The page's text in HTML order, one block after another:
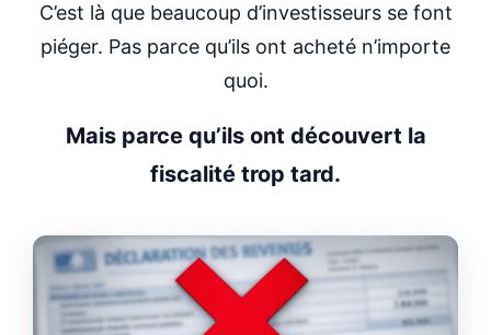
C’est là que beaucoup d’investisseurs se font
piéger. Pas parce qu’ils ont acheté n’importe
quoi.
Mais parce qu’ils ont découvert la
fiscalité trop tard.